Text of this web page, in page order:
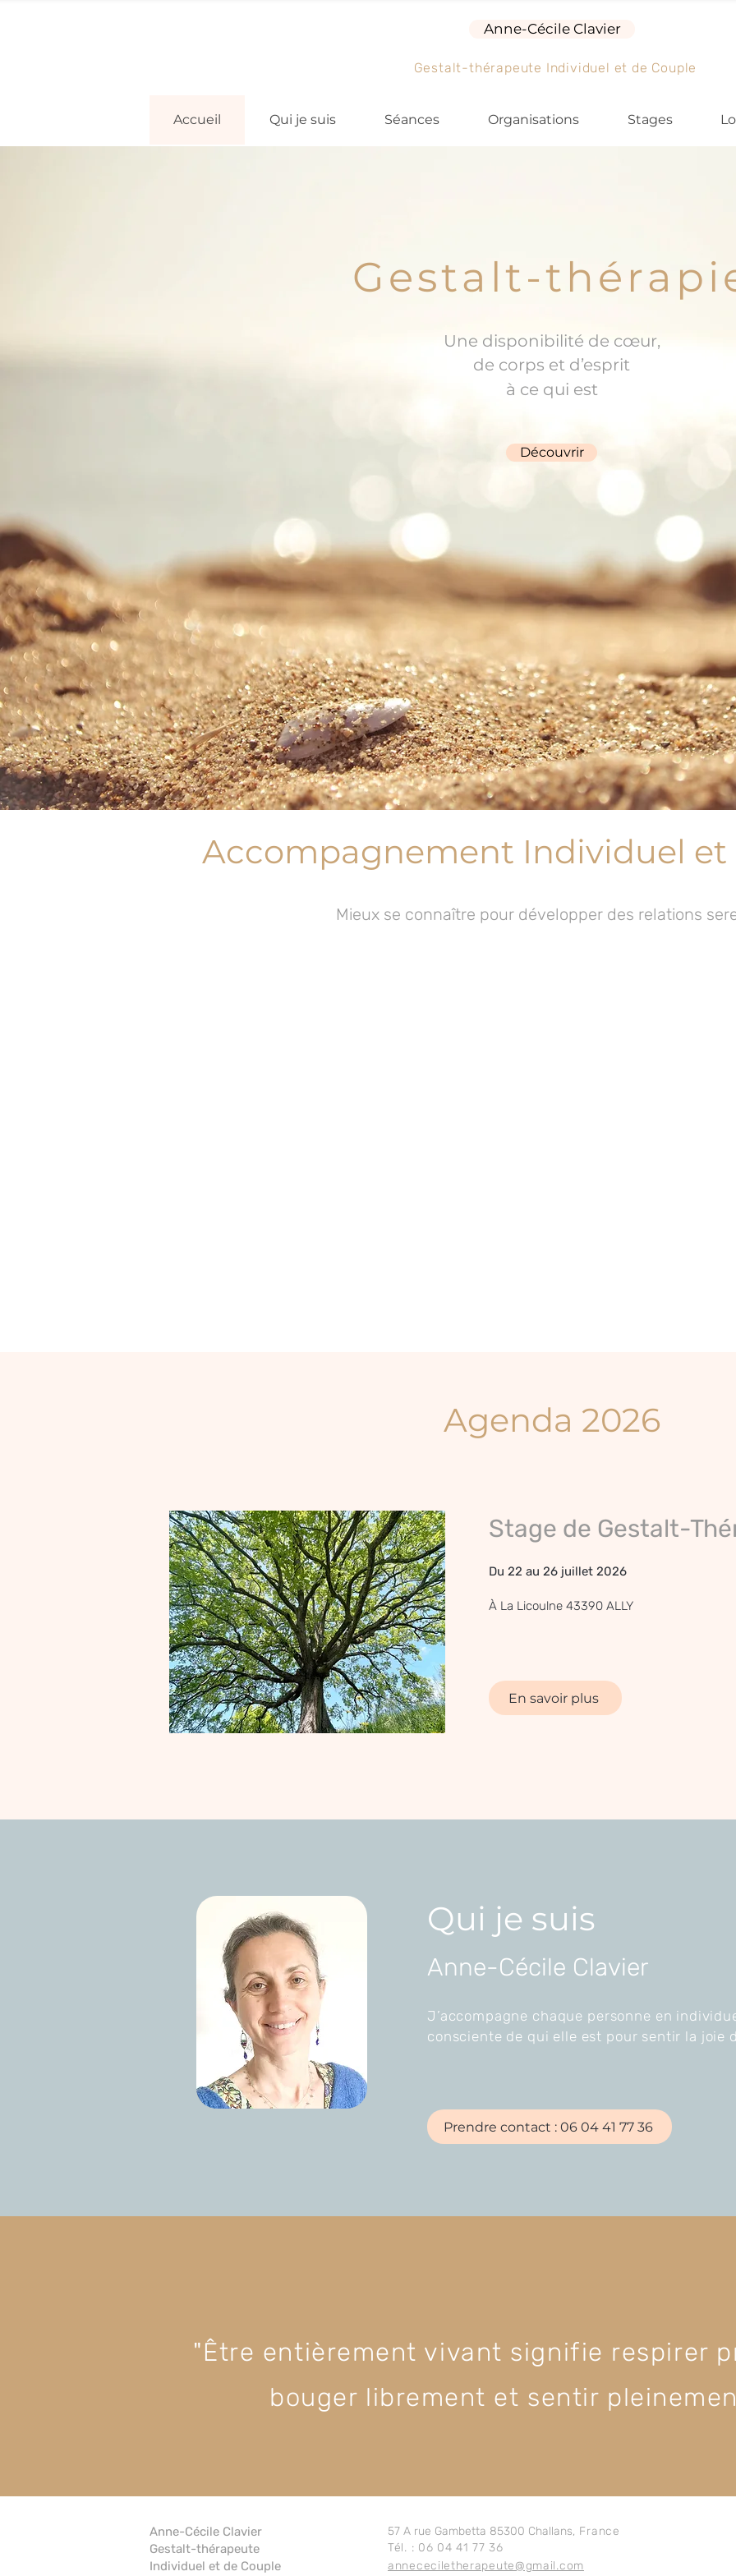
Anne-Cécile Clavier
Gestalt-thérapeute Individuel et de Couple
Accueil Qui je suis Séances Organisations Stages
Gestalt-
Une disponibilité de cœur,
de corps et d’esprit
à ce qui est
Découvrir
Accompagnement Individuel et
Mieux se connaître pour développer des relations
Agenda 2026
Stage de Gestalt-
Du 22 au 26 juillet 2026
À La Licoulne 43390 ALLY
En savoir plus
Qui je suis
Anne-Cécile Clavier
J’accompagne chaque personne en
consciente de qui elle est pour sentir la joie
Prendre contact : 06 04 41 77 36
"Être entièrement vivant signifie respirer
bouger librement et sentir
Anne-Cécile Clavier
Gestalt-thérapeute
Individuel et de Couple
57 A rue Gambetta 85300 Challans, France
Tél. : 06 04 41 77 36
annececiletherapeute@gmail.com